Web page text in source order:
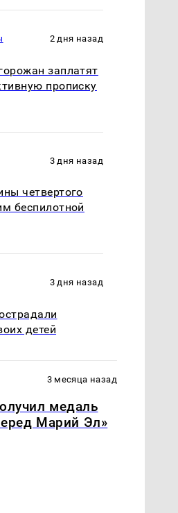
2 дня назад
заплатят
прописку
3 дня назад
четвертого
беспилотной
3 дня назад
детей
3 месяца назад
медаль
Марий Эл»